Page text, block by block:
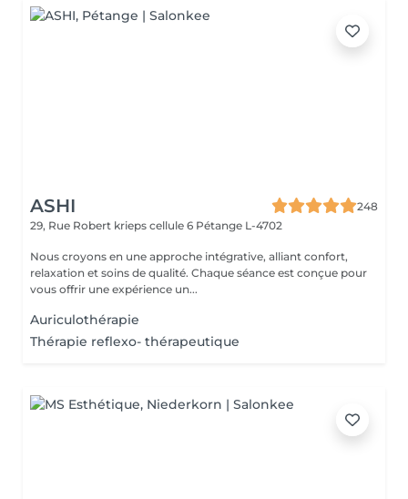
ASHI
248
29, Rue Robert krieps cellule 6 Pétange L-4702
Nous croyons en une approche intégrative, alliant confort,
relaxation et soins de qualité. Chaque séance est conçue pour
vous offrir une expérience un...
Auriculothérapie
Thérapie reflexo- thérapeutique